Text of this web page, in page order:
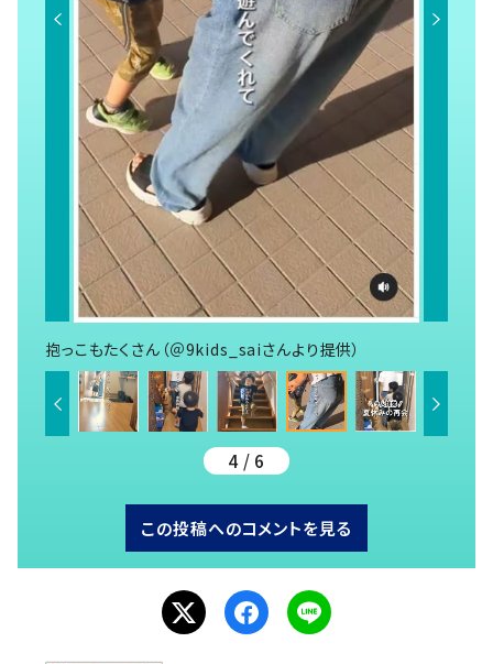
抱っこもたくさん（＠9kids_saiさんより提供）
4 / 6
この投稿へのコメントを見る